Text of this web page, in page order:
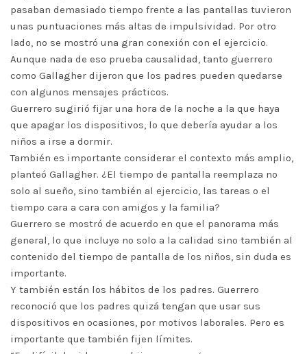
pasaban demasiado tiempo frente a las pantallas tuvieron
unas puntuaciones más altas de impulsividad. Por otro
lado, no se mostró una gran conexión con el ejercicio.
Aunque nada de eso prueba causalidad, tanto guerrero
como Gallagher dijeron que los padres pueden quedarse
con algunos mensajes prácticos.
Guerrero sugirió fijar una hora de la noche a la que haya
que apagar los dispositivos, lo que debería ayudar a los
niños a irse a dormir.
También es importante considerar el contexto más amplio,
planteó Gallagher. ¿El tiempo de pantalla reemplaza no
solo al sueño, sino también al ejercicio, las tareas o el
tiempo cara a cara con amigos y la familia?
Guerrero se mostró de acuerdo en que el panorama más
general, lo que incluye no solo a la calidad sino también al
contenido del tiempo de pantalla de los niños, sin duda es
importante.
Y también están los hábitos de los padres. Guerrero
reconoció que los padres quizá tengan que usar sus
dispositivos en ocasiones, por motivos laborales. Pero es
importante que también fijen límites.